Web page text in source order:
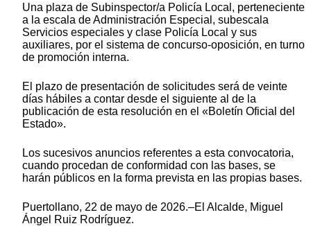
Una plaza de Subinspector/a Policía Local, perteneciente
a la escala de Administración Especial, subescala
Servicios especiales y clase Policía Local y sus
auxiliares, por el sistema de concurso-oposición, en turno
de promoción interna.
El plazo de presentación de solicitudes será de veinte
días hábiles a contar desde el siguiente al de la
publicación de esta resolución en el «Boletín Oficial del
Estado».
Los sucesivos anuncios referentes a esta convocatoria,
cuando procedan de conformidad con las bases, se
harán públicos en la forma prevista en las propias bases.
Puertollano, 22 de mayo de 2026.–El Alcalde, Miguel
Ángel Ruiz Rodríguez.